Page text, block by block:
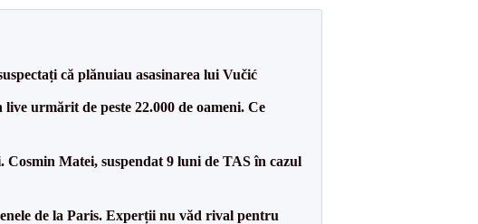
că plănuiau asasinarea lui Vučić
urmărit de peste 22.000 de oameni. Ce
Matei, suspendat 9 luni de TAS în cazul
de la Paris. Experții nu văd rival pentru